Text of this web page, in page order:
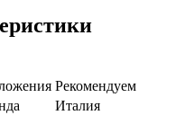
Рекомендуем
Италия